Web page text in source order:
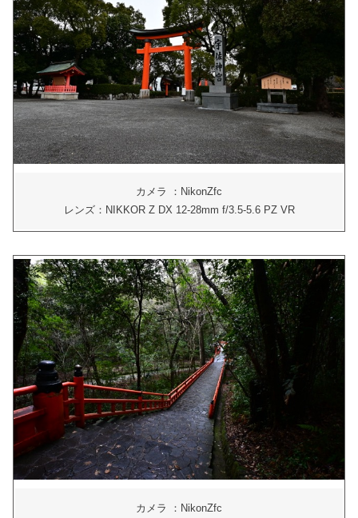
カメラ ：NikonZfc
レンズ：NIKKOR Z DX 12-28mm f/3.5-5.6 PZ VR
カメラ ：NikonZfc